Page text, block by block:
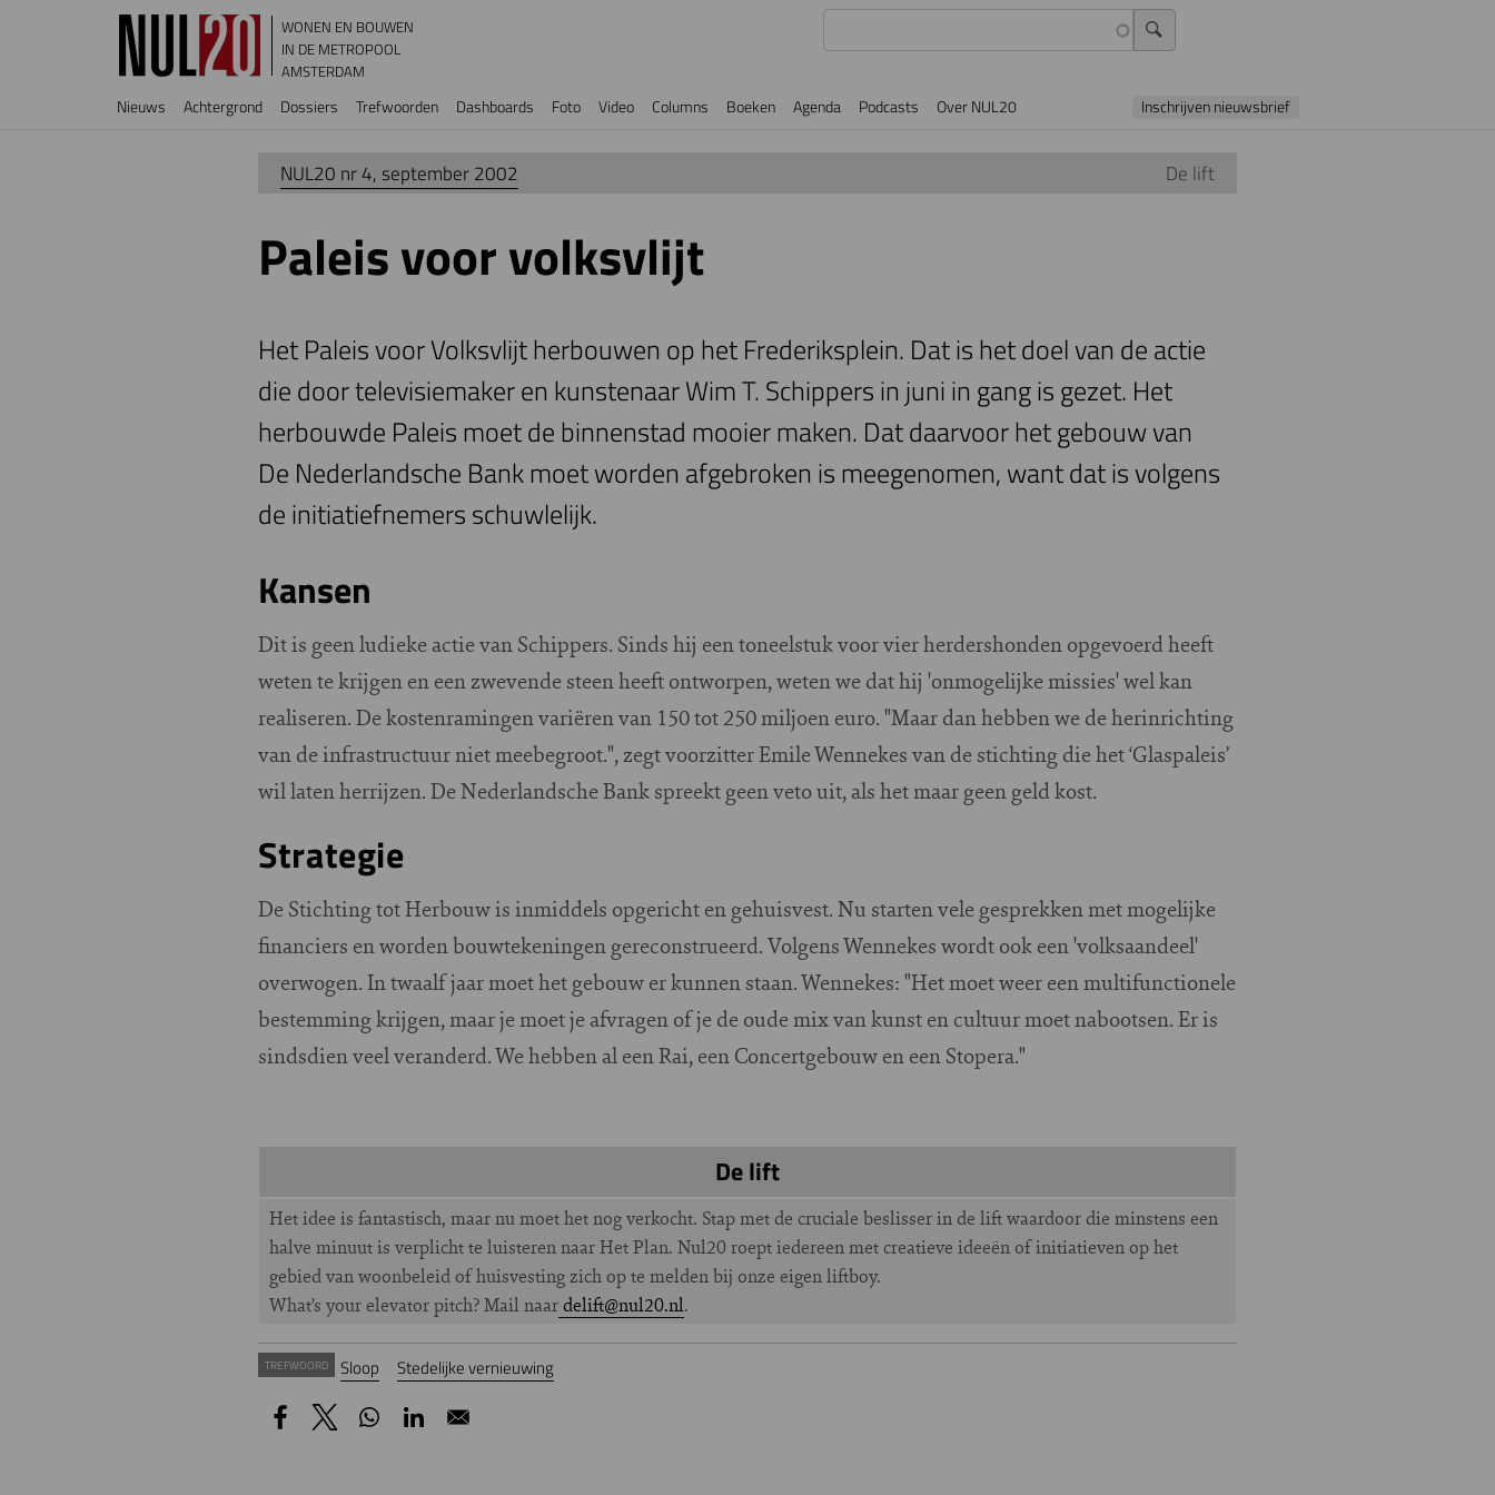
Overslaan en naar de inhoud gaan
WONEN EN BOUWEN
IN DE METROPOOL
AMSTERDAM
Hoofdnavigatie
Nieuws Achtergrond Dossiers Trefwoorden Dashboards Foto Video Columns Boeken Agenda Podcasts Over NUL20 Inschrijven nieuwsbrief
NUL20 nr 4, september 2002 De lift
Paleis voor volksvlijt
Het Paleis voor Volksvlijt herbouwen op het Frederiksplein. Dat is het doel van de actie
die door televisiemaker en kunstenaar Wim T. Schippers in juni in gang is gezet. Het
herbouwde Paleis moet de binnenstad mooier maken. Dat daarvoor het gebouw van
De Nederlandsche Bank moet worden afgebroken is meegenomen, want dat is volgens
de initiatiefnemers schuwlelijk.
Kansen
Dit is geen ludieke actie van Schippers. Sinds hij een toneelstuk voor vier herdershonden opgevoerd heeft
weten te krijgen en een zwevende steen heeft ontworpen, weten we dat hij 'onmogelijke missies' wel kan
realiseren. De kostenramingen variëren van 150 tot 250 miljoen euro. "Maar dan hebben we de herinrichting
van de infrastructuur niet meebegroot.", zegt voorzitter Emile Wennekes van de stichting die het ‘Glaspaleis’
wil laten herrijzen. De Nederlandsche Bank spreekt geen veto uit, als het maar geen geld kost.
Strategie
De Stichting tot Herbouw is inmiddels opgericht en gehuisvest. Nu starten vele gesprekken met mogelijke
financiers en worden bouwtekeningen gereconstrueerd. Volgens Wennekes wordt ook een 'volksaandeel'
overwogen. In twaalf jaar moet het gebouw er kunnen staan. Wennekes: "Het moet weer een multifunctionele
bestemming krijgen, maar je moet je afvragen of je de oude mix van kunst en cultuur moet nabootsen. Er is
sindsdien veel veranderd. We hebben al een Rai, een Concertgebouw en een Stopera."
De lift
Het idee is fantastisch, maar nu moet het nog verkocht. Stap met de cruciale beslisser in de lift waardoor die minstens een
halve minuut is verplicht te luisteren naar Het Plan. Nul20 roept iedereen met creatieve ideeën of initiatieven op het
gebied van woonbeleid of huisvesting zich op te melden bij onze eigen liftboy.
What’s your elevator pitch? Mail naardelift@nul20.nl.
TREFWOORD Sloop Stedelijke vernieuwing